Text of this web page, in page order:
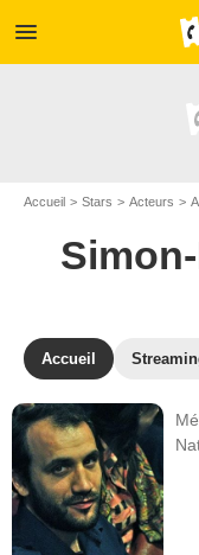
menu
Accueil Stars Acteurs
Accueil